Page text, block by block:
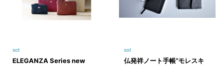
sot
ELEGANZA Series new
sot
仏発祥ノート手帳“モレスキ